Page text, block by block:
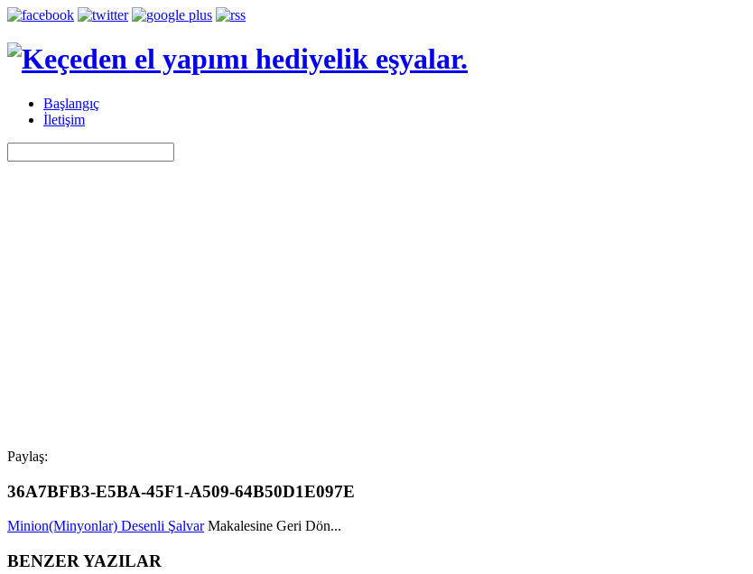
Başlangıç
İletişim
Paylaş:
36A7BFB3-E5BA-45F1-A509-64B50D1E097E
Minion(Minyonlar) Desenli ŞalvarMakalesine Geri Dön...
BENZER YAZILAR